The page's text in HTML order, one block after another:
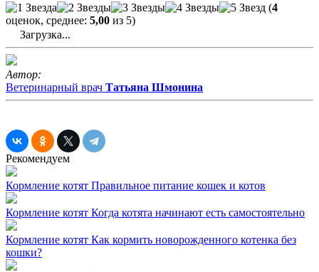
(4
оценок, среднее: 5,00 из 5)
Загрузка...
Автор:
Ветеринарный врач Татьяна Шмонина
Рекомендуем
Кормление котят Правильное питание кошек и котов
Кормление котят Когда котята начинают есть самостоятельно
Кормление котят Как кормить новорожденного котенка без
кошки?